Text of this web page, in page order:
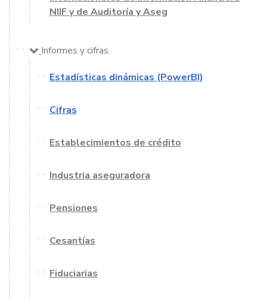
NIIF y de Auditoría y Aseg
Informes y cifras
Estadísticas dinámicas (PowerBI)
Cifras
Establecimientos de crédito
Industria aseguradora
Pensiones
Cesantías
Fiduciarias